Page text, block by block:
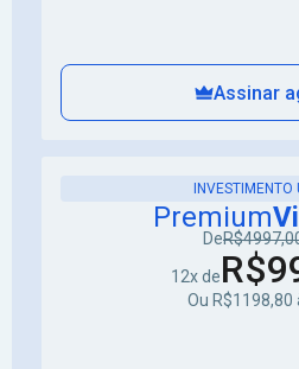
Assinar
INVESTIMENTO
Premium
De
12x de
Ou R$1198,80